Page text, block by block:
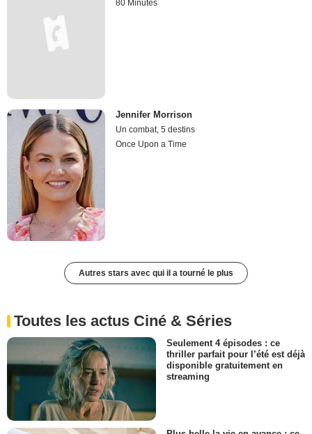
80 Minutes
Jennifer Morrison
Un combat, 5 destins
Once Upon a Time
Autres stars avec qui il a tourné le plus
Toutes les actus Ciné & Séries
Seulement 4 épisodes : ce
thriller parfait pour l’été est déjà
disponible gratuitement en
streaming